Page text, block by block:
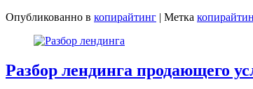
Опубликованно в копирайтинг | Метка
Разбор лендинга продающего